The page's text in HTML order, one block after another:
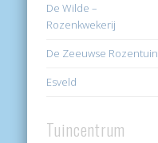
De Wilde –
Rozenkwekerij
De Zeeuwse Rozentuin
Esveld
Tuincentrum